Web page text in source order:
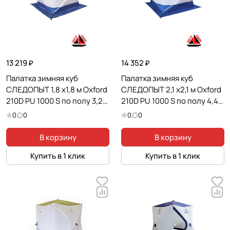
13 219 ₽
Палатка зимняя куб
СЛЕДОПЫТ 1,8 х1,8 м Oxford
210D PU 1000 S по полу 3,2
кв.м цв. синий/белый с
0 0
В корзину
Купить в 1 клик
14 352 ₽
Палатка зимняя куб
СЛЕДОПЫТ 2,1 х2,1 м Oxford
210D PU 1000 S по полу 4,4
кв.м цв. синий/белый с
0 0
В корзину
Купить в 1 клик